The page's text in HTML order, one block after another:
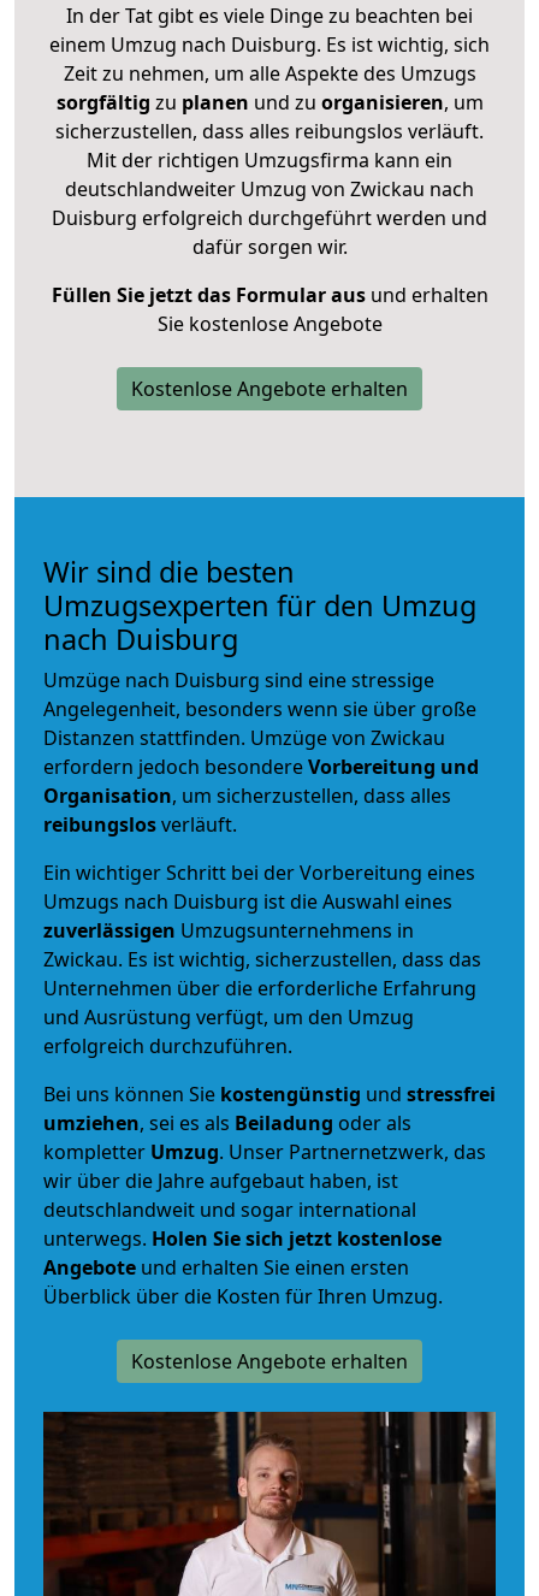
In der Tat gibt es viele Dinge zu beachten bei
einem Umzug nach Duisburg. Es ist wichtig, sich
Zeit zu nehmen, um alle Aspekte des Umzugs
sorgfältig zu planen und zu organisieren, um
sicherzustellen, dass alles reibungslos verläuft.
Mit der richtigen Umzugsfirma kann ein
deutschlandweiter Umzug von Zwickau nach
Duisburg erfolgreich durchgeführt werden und
dafür sorgen wir.
Füllen Sie jetzt das Formular ausund erhalten
Sie kostenlose Angebote
Kostenlose Angebote erhalten
Wir sind die besten
Umzugsexperten für den Umzug
nach Duisburg
Umzüge nach Duisburg sind eine stressige
Angelegenheit, besonders wenn sie über große
Distanzen stattfinden. Umzüge von Zwickau
erfordern jedoch besondereVorbereitung und
Organisation, um sicherzustellen, dass alles
reibungslosverläuft.
Ein wichtiger Schritt bei der Vorbereitung eines
Umzugs nach Duisburg ist die Auswahl eines
zuverlässigen Umzugsunternehmens in
Zwickau. Es ist wichtig, sicherzustellen, dass das
Unternehmen über die erforderliche Erfahrung
und Ausrüstung verfügt, um den Umzug
erfolgreich durchzuführen.
Bei uns können Sie kostengünstig und stressfrei
umziehen, sei es als Beiladung oder als
kompletter Umzug. Unser Partnernetzwerk, das
wir über die Jahre aufgebaut haben, ist
deutschlandweit und sogar international
unterwegs. Holen Sie sich jetzt kostenlose
Angebote und erhalten Sie einen ersten
Überblick über die Kosten für Ihren Umzug.
Kostenlose Angebote erhalten